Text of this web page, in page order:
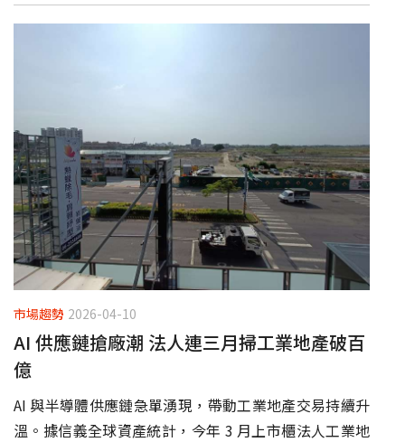
市場趨勢 2026-04-10
AI 供應鏈搶廠潮 法人連三月掃工業地產破百
億
AI 與半導體供應鏈急單湧現，帶動工業地產交易持續升
溫。據信義全球資產統計，今年 3 月上市櫃法人工業地